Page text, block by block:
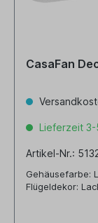
CasaFan
Lieferzeit 3-
Artikel-Nr.:
Gehäusefarbe:
Flügeldekor: